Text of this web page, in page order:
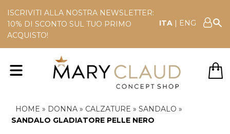
ISCRIVITI ALLA NOSTRA NEWSLETTER:
10% DI SCONTO SUL TUO PRIMO
ACQUISTO!
ITA | ENG
HOME » DONNA» CALZATURE » SANDALO »
SANDALO GLADIATORE PELLE NERO